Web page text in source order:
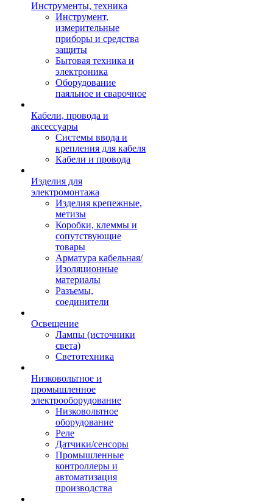
Инструменты, техника
Инструмент,
измерительные
приборы и средства
защиты
Бытовая техника и
электроника
Оборудование
паяльное и сварочное
Кабели, провода и
аксессуары
Системы ввода и
крепления для кабеля
Кабели и провода
Изделия для
электромонтажа
Изделия крепежные,
метизы
Коробки, клеммы и
сопутствующие
товары
Арматура кабельная/
Изоляционные
материалы
Разъемы,
соединители
Освещение
Лампы (источники
света)
Светотехника
Низковольтное и
промышленное
электрооборудование
Низковольтное
оборудование
Реле
Датчики/сенсоры
Промышленные
контроллеры и
автоматизация
производства